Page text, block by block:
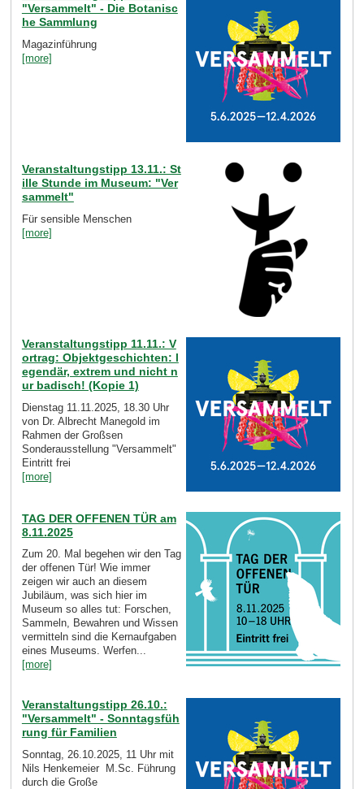
"Versammelt" - Die Botanisc
he Sammlung
Magazinführung
[more]
Veranstaltungstipp 13.11.: St
ille Stunde im Museum: "Ver
sammelt"
Für sensible Menschen
[more]
Veranstaltungstipp 11.11.: V
ortrag: Objektgeschichten: l
egendär, extrem und nicht n
ur badisch! (Kopie 1)
Dienstag 11.11.2025, 18.30 Uhr
von Dr. Albrecht Manegold im
Rahmen der Großsen
Sonderausstellung "Versammelt"
Eintritt frei
[more]
TAG DER OFFENEN TÜR am
8.11.2025
Zum 20. Mal begehen wir den Tag
der offenen Tür! Wie immer
zeigen wir auch an diesem
Jubiläum, was sich hier im
Museum so alles tut: Forschen,
Sammeln, Bewahren und Wissen
vermitteln sind die Kernaufgaben
eines Museums. Werfen...
[more]
Veranstaltungstipp 26.10.:
"Versammelt" - Sonntagsfüh
rung für Familien
Sonntag, 26.10.2025, 11 Uhr mit
Nils Henkemeier M.Sc. Führung
durch die Große